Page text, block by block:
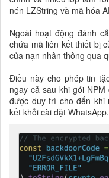
nén LZString và mã hóa
Ngoài hoạt động đánh
chứa mã liên kết thiết bị
của nạn nhân thông qua
Điều này cho phép tin
ngay cả sau khi gói
được duy trì cho đến khi
kết khỏi cài đặt WhatsApp.